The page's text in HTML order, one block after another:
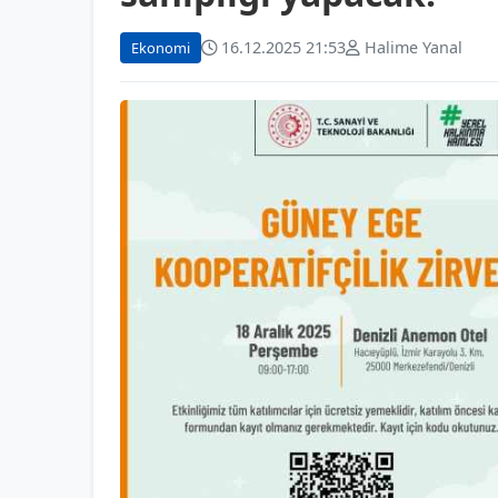
Ekonomi 16.12.2025 21:53 Halime Yanal